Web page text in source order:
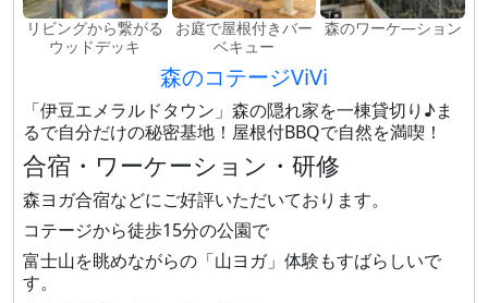
リビングから繋がる
ウッドデッキ
お庭で屋根付きバー
ベキュー
森のワーケ―ション
森のコテージViVi
「伊豆エメラルドタウン」森の隠れ家を一棟貸切り♪ま
るで自分だけの秘密基地！屋根付BBQで自然を満喫！
合宿・ワーケーション・研修
森ヨガ合宿などにご好評いただいております。
コテージから徒歩15分の公園で
富士山を眺めながらの「山ヨガ」体験もすばらしいで
す。